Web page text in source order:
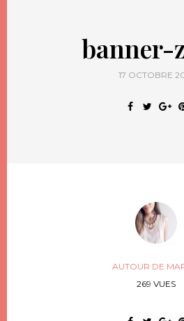
banner-
17 OCTOBRE
AUTOUR DE
269 VUES